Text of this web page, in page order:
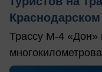
Краснодарском
Трассу М-4 «Дон»